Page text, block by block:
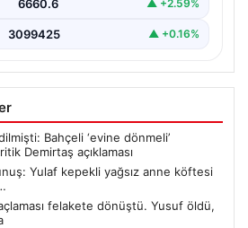
6660.6 ▲ +2.59%
3099425 ▲ +0.16%
Bahçeli ‘evine dönmeli’
Demirtaş açıklaması
Yulaf kepekli yağsız anne köftesi
felakete dönüştü. Yusuf öldü,